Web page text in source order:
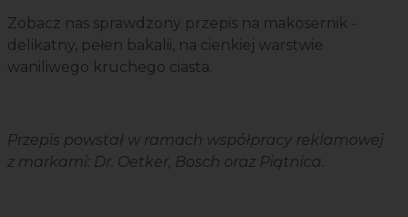
Zobacz nas sprawdzony przepis na makosernik -
delikatny, pełen bakalii, na cienkiej warstwie
waniliwego kruchego ciasta.
Przepis powstał w ramach współpracy reklamowej
z markami: Dr. Oetker, Bosch oraz Piątnica.